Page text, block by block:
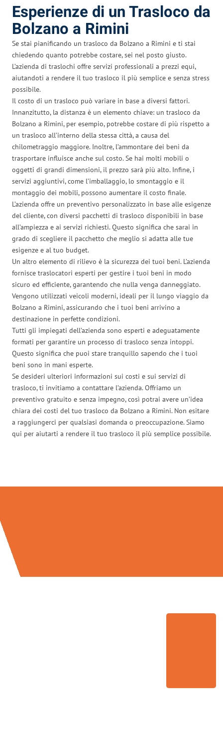
Esperienze di un Trasloco da
Bolzano a Rimini
Se stai pianificando un trasloco da Bolzano a Rimini e ti stai
chiedendo quanto potrebbe costare, sei nel posto giusto.
L’azienda di traslochi offre servizi professionali a prezzi equi,
aiutandoti a rendere il tuo trasloco il più semplice e senza stress
possibile.
Il costo di un trasloco può variare in base a diversi fattori.
Innanzitutto, la distanza è un elemento chiave: un trasloco da
Bolzano a Rimini, per esempio, potrebbe costare di più rispetto a
un trasloco all’interno della stessa città, a causa del
chilometraggio maggiore. Inoltre, l’ammontare dei beni da
trasportare influisce anche sul costo. Se hai molti mobili o
oggetti di grandi dimensioni, il prezzo sarà più alto. Infine, i
servizi aggiuntivi, come l’imballaggio, lo smontaggio e il
montaggio dei mobili, possono aumentare il costo finale.
L’azienda offre un preventivo personalizzato in base alle esigenze
del cliente, con diversi pacchetti di trasloco disponibili in base
all’ampiezza e ai servizi richiesti. Questo significa che sarai in
grado di scegliere il pacchetto che meglio si adatta alle tue
esigenze e al tuo budget.
Un altro elemento di rilievo è la sicurezza dei tuoi beni. L’azienda
fornisce traslocatori esperti per gestire i tuoi beni in modo
sicuro ed efficiente, garantendo che nulla venga danneggiato.
Vengono utilizzati veicoli moderni, ideali per il lungo viaggio da
Bolzano a Rimini, assicurando che i tuoi beni arrivino a
destinazione in perfette condizioni.
Tutti gli impiegati dell’azienda sono esperti e adeguatamente
formati per garantire un processo di trasloco senza intoppi.
Questo significa che puoi stare tranquillo sapendo che i tuoi
beni sono in mani esperte.
Se desideri ulteriori informazioni sui costi e sui servizi di
trasloco, ti invitiamo a contattare l’azienda. Offriamo un
preventivo gratuito e senza impegno, così potrai avere un’idea
chiara dei costi del tuo trasloco da Bolzano a Rimini. Non esitare
a raggiungerci per qualsiasi domanda o preoccupazione. Siamo
qui per aiutarti a rendere il tuo trasloco il più semplice possibile.